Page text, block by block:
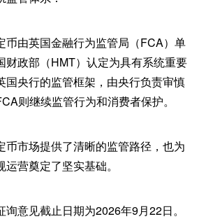
币由英国金融行为监管局（FCA）单
财政部（HMT）认定为具有系统重要
国央行的监管框架，由央行负责审慎
则继续监管行为和消费者保护。
币市场提供了清晰的监管路径，也为
营奠定了坚实基础。
意见截止日期为2026年9月22日。